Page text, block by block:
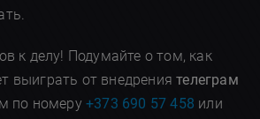
к делу! Подумайте о том, как
выиграть от внедрениятелеграм
по номеру+373 690 57 458 или